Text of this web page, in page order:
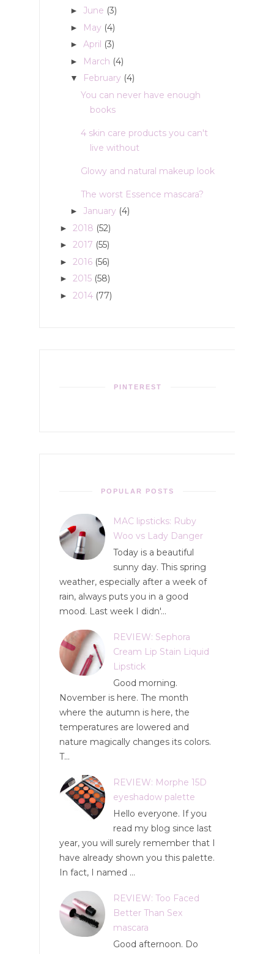
► June (3)
► May (4)
► April (3)
► March (4)
▼ February (4)
You can never have enough
books
4 skin care products you can't
live without
Glowy and natural makeup look
The worst Essence mascara?
► January (4)
► 2018 (52)
► 2017 (55)
► 2016 (56)
► 2015 (58)
► 2014 (77)
PINTEREST
POPULAR POSTS
MAC lipsticks: Ruby
Woo vs Lady Danger
Today is a beautiful
sunny day. This spring
weather, especially after a week of
rain, always puts you in a good
mood. Last week I didn'...
REVIEW: Sephora
Cream Lip Stain Liquid
Lipstick
Good morning.
November is here. The month
where the autumn is here, the
temperatures are lowered and
nature magically changes its colors.
T...
REVIEW: Morphe 15D
eyeshadow palette
Hello everyone. If you
read my blog since last
year, you will surely remember that I
have already shown you this palette.
In fact, I named ...
REVIEW: Too Faced
Better Than Sex
mascara
Good afternoon. Do